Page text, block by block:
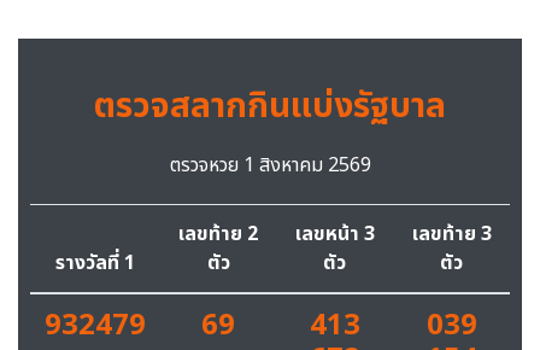
ตรวจสลากกินแบ่งรัฐบาล
ตรวจหวย 1 สิงหาคม 2569
รางวัลที่ 1
เลขท้าย 2
ตัว
เลขหน้า 3
ตัว
เลขท้าย 3
ตัว
932479 69 413 039